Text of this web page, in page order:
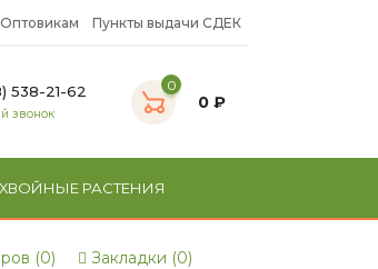
Оптовикам Пункты выдачи СДЕК
538-21-62
звонок
0
0 ₽
ХВОЙНЫЕ РАСТЕНИЯ
(0) Закладки (0)